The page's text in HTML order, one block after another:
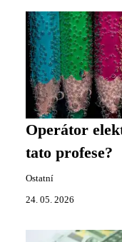
Operátor
tato profese?
Ostatní
24. 05. 2026